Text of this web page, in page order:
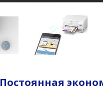
Постоянная